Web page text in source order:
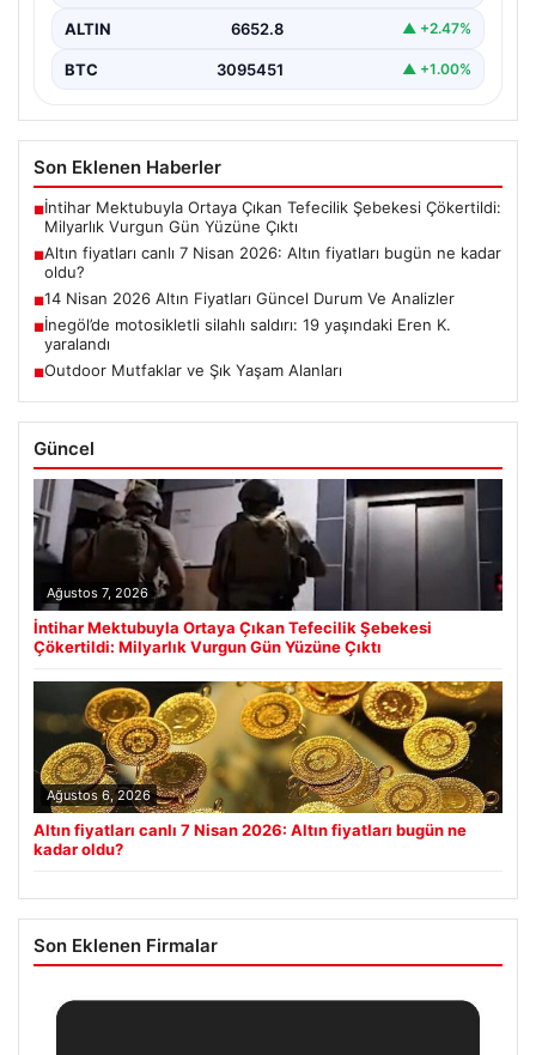
ALTIN 6652.8 ▲ +2.47%
BTC 3095451 ▲ +1.00%
Son Eklenen Haberler
■İntihar Mektubuyla Ortaya Çıkan Tefecilik Şebekesi Çökertildi:
Milyarlık Vurgun Gün Yüzüne Çıktı
■Altın fiyatları canlı 7 Nisan 2026: Altın fiyatları bugün ne kadar
oldu?
■14 Nisan 2026 Altın Fiyatları Güncel Durum Ve Analizler
■İnegöl’de motosikletli silahlı saldırı: 19 yaşındaki Eren K.
yaralandı
■Outdoor Mutfaklar ve Şık Yaşam Alanları
Güncel
Ağustos 7, 2026
İntihar Mektubuyla Ortaya Çıkan Tefecilik Şebekesi
Çökertildi: Milyarlık Vurgun Gün Yüzüne Çıktı
Ağustos 6, 2026
Altın fiyatları canlı 7 Nisan 2026: Altın fiyatları bugün ne
kadar oldu?
Son Eklenen Firmalar